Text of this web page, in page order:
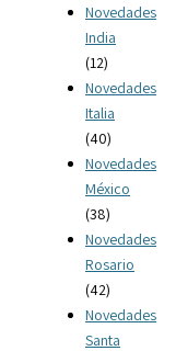
Novedades
India
(12)
Novedades
Italia
(40)
Novedades
México
(38)
Novedades
Rosario
(42)
Novedades
Santa